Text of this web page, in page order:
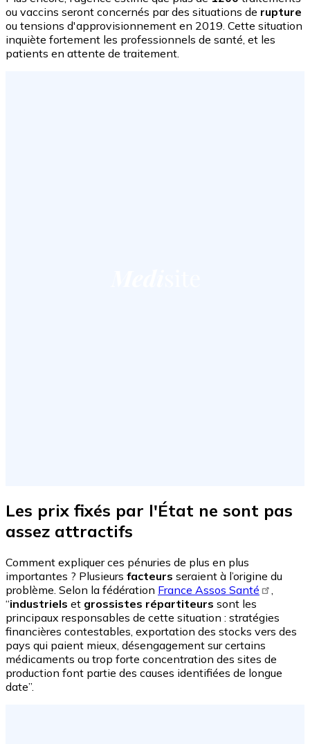
ou vaccins seront concernés par des situations de rupture
ou tensions d'approvisionnement en 2019. Cette situation
inquiète fortement les professionnels de santé, et les
patients en attente de traitement.
Les prix fixés par l'État ne sont pas
assez attractifs
Comment expliquer ces pénuries de plus en plus
importantes ? Plusieurs facteurs seraient à l’origine du
problème. Selon la fédération France Assos Santé
,
“industriels et grossistes répartiteurs sont les
principaux responsables de cette situation : stratégies
financières contestables, exportation des stocks vers des
pays qui paient mieux, désengagement sur certains
médicaments ou trop forte concentration des sites de
production font partie des causes identifiées de longue
date”.